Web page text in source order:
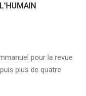
pour la revue
plus de quatre